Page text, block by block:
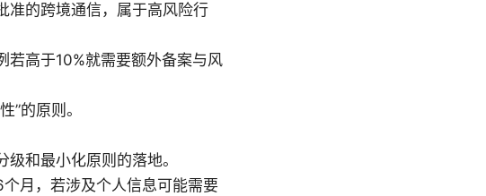
准的跨境通信，属于高风险行
若高于10%就需要额外备案与风
”的原则。
和最小化原则的落地。
月，若涉及个人信息可能需要